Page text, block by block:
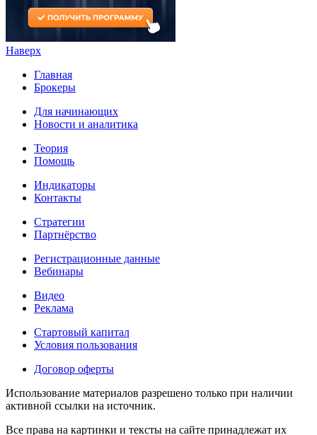
Наверх
Главная
Брокеры
Для начинающих
Новости и аналитика
Теория
Помощь
Индикаторы
Контакты
Стратегии
Партнёрство
Регистрационные данные
Вебинары
Видео
Реклама
Стартовый капитал
Условия пользования
Договор оферты
Использование материалов разрешено только при наличии
активной ссылки на источник.
Все права на картинки и тексты на сайте принадлежат их